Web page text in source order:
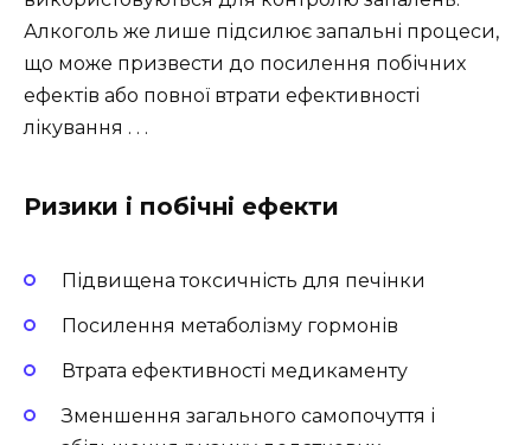
Алкоголь же лише підсилює запальні процеси,
що може призвести до посилення побічних
ефектів або повної втрати ефективності
лікування . . .
Ризики і побічні ефекти
Підвищена токсичність для печінки
Посилення метаболізму гормонів
Втрата ефективності медикаменту
Зменшення загального самопочуття і